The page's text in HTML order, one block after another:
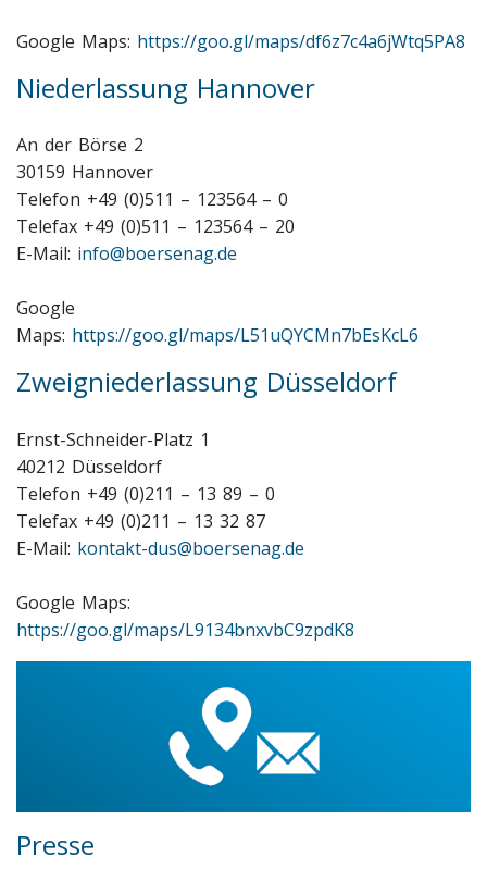
Google Maps: https://goo.gl/maps/df6z7c4a6jWtq5PA8
Niederlassung Hannover
An der Börse 2
30159 Hannover
Telefon +49 (0)511 – 123564 – 0
Telefax +49 (0)511 – 123564 – 20
E-Mail: info@boersenag.de
Google
Maps: https://goo.gl/maps/L51uQYCMn7bEsKcL6
Zweigniederlassung Düsseldorf
Ernst-Schneider-Platz 1
40212 Düsseldorf
Telefon +49 (0)211 – 13 89 – 0
Telefax +49 (0)211 – 13 32 87
E-Mail: kontakt-dus@boersenag.de
Google Maps:
https://goo.gl/maps/L9134bnxvbC9zpdK8
Presse